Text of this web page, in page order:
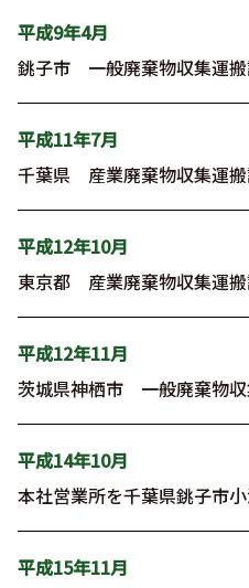
平成9年4月
銚子市 一般廃棄物収集運
平成11年7月
千葉県 産業廃棄物収集運
平成12年10月
東京都 産業廃棄物収集運
平成12年11月
茨城県神栖市 一般廃棄物
平成14年10月
本社営業所を千葉県銚子市
平成15年11月